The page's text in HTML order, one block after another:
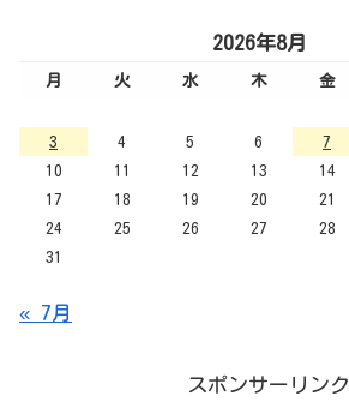
2026年8月
月 火 水 木 金
3
4 5 6 7
10
11 12 13 14
17
18 19 20 21
24
25 26 27 28
31
« 7月
スポンサーリンク